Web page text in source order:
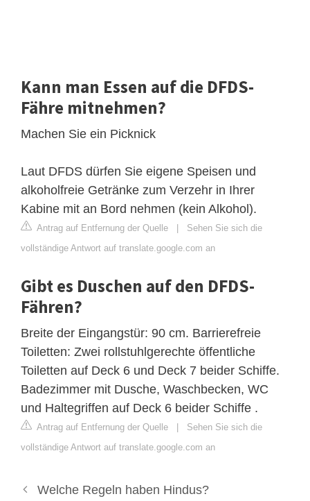
Kann man Essen auf die DFDS-
Fähre mitnehmen?
Machen Sie ein Picknick
Laut DFDS dürfen Sie eigene Speisen und
alkoholfreie Getränke zum Verzehr in Ihrer
Kabine mit an Bord nehmen (kein Alkohol).
Antrag auf Entfernung der Quelle | Sehen Sie sich die
vollständige Antwort auf translate.google.com an
Gibt es Duschen auf den DFDS-
Fähren?
Breite der Eingangstür: 90 cm. Barrierefreie
Toiletten: Zwei rollstuhlgerechte öffentliche
Toiletten auf Deck 6 und Deck 7 beider Schiffe.
Badezimmer mit Dusche, Waschbecken, WC
und Haltegriffen auf Deck 6 beider Schiffe .
Antrag auf Entfernung der Quelle | Sehen Sie sich die
vollständige Antwort auf translate.google.com an
Welche Regeln haben Hindus?